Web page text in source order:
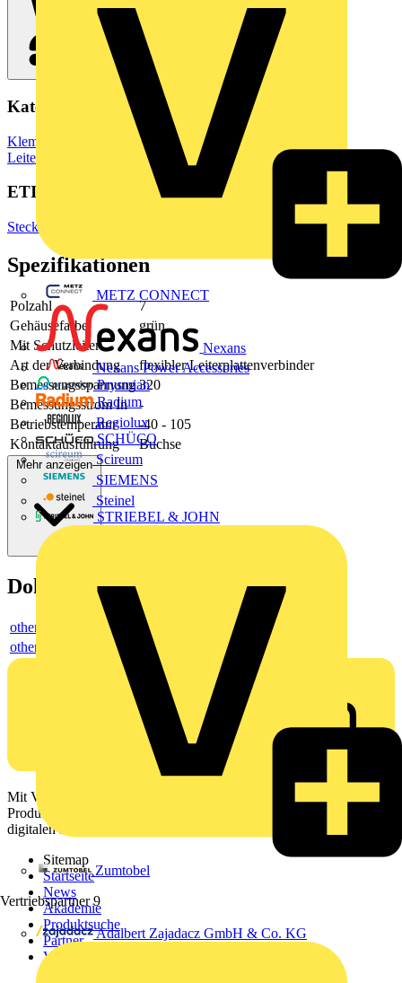
METZ CONNECT
Nexans
Nexans Power Accessories
Prysmian
Radium
Regiolux
SCHÜCO
Scireum
SIEMENS
Steinel
STRIEBEL & JOHN
Zumtobel
Vertriebspartner 9
Adalbert Zajadacz GmbH & Co. KG
Kategorien
Klemmen, Steckverbinder & Verbindungselemente
Leiterplattensteckverbinder
ETIM Group
Steckverbinder
Spezifikationen
Polzahl
7
Gehäusefarbe
grün
Mit Schutzleiter
-
Art der Verbindung
flexibler Leiterplattenverbinder
Bemessungsspannung 320
Bemessungsstrom In
-
Betriebstemperatur
-40 - 105
Kontaktausführung
Buchse
Mehr anzeigen
Dokumente
others
others
Mit Voltimum erhalten Elektrofachkräfte Zugang zu Branchennews,
Produktinformationen, Schulungen und Tools – alles auf einer
digitalen Plattform und Community.
Sitemap
Startseite
News
Akademie
Produktsuche
Partner
Voltimum+